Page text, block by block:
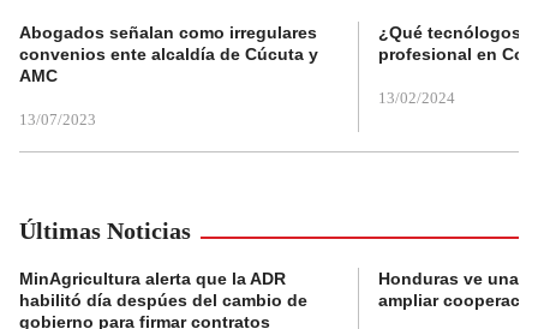
Abogados señalan como irregulares
convenios ente alcaldía de Cúcuta y
AMC
13/07/2023
¿Qué tecnólogos
profesional en
13/02/2024
Últimas Noticias
MinAgricultura alerta que la ADR
habilitó día despúes del cambio de
gobierno para firmar contratos
Honduras ve una
ampliar